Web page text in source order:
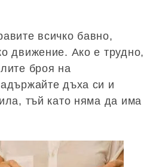
всичко бавно,
движение. Ако е трудно,
броя на
дъха си и
тъй като няма да има